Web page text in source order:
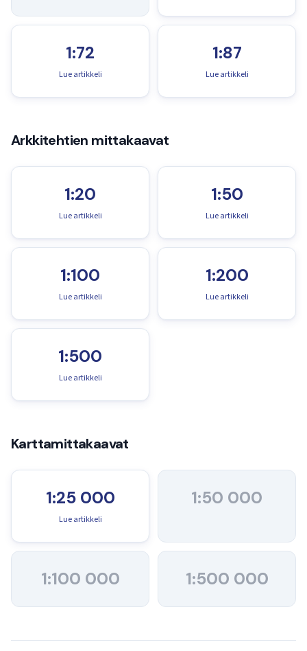
1:72
Lue artikkeli
1:87
Lue artikkeli
Arkkitehtien mittakaavat
1:20
Lue artikkeli
1:50
Lue artikkeli
1:100
Lue artikkeli
1:200
Lue artikkeli
1:500
Lue artikkeli
Karttamittakaavat
1:25 000
Lue artikkeli
1:50 000
1:100 000 1:500 000